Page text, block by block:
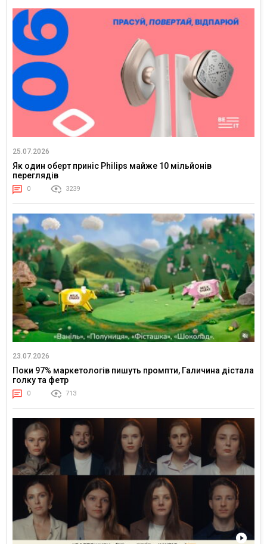
25.07.2026
Як один оберт приніс Philips майже 10 мільйонів
переглядів
0 3239
23.07.2026
Поки 97% маркетологів пишуть промпти, Галичина дістала
голку та фетр
0 713